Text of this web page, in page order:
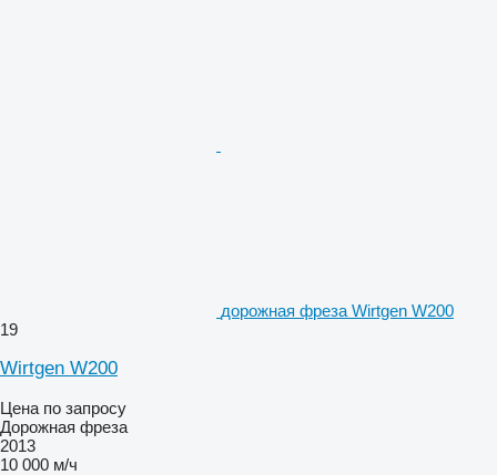
дорожная фреза Wirtgen W200
19
Wirtgen W200
Цена по запросу
Дорожная фреза
2013
10 000 м/ч